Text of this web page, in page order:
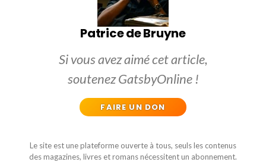
Patrice de Bruyne
Si vous avez aimé cet article,
soutenez GatsbyOnline !
FAIRE UN DON
Le site est une plateforme ouverte à tous, seuls les contenus
des magazines, livres et romans nécessitent un abonnement.